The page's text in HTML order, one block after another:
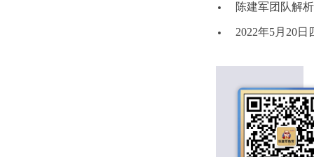
陈建军团队解
2022年5月20